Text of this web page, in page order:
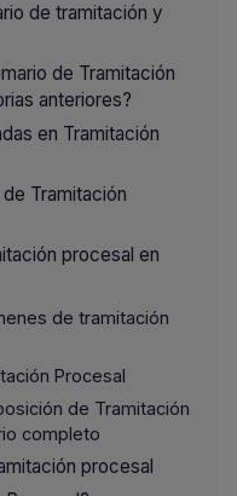
de tramitación y
de Tramitación
anteriores?
en Tramitación
Tramitación
procesal en
de tramitación
Procesal
de Tramitación
completo
procesal